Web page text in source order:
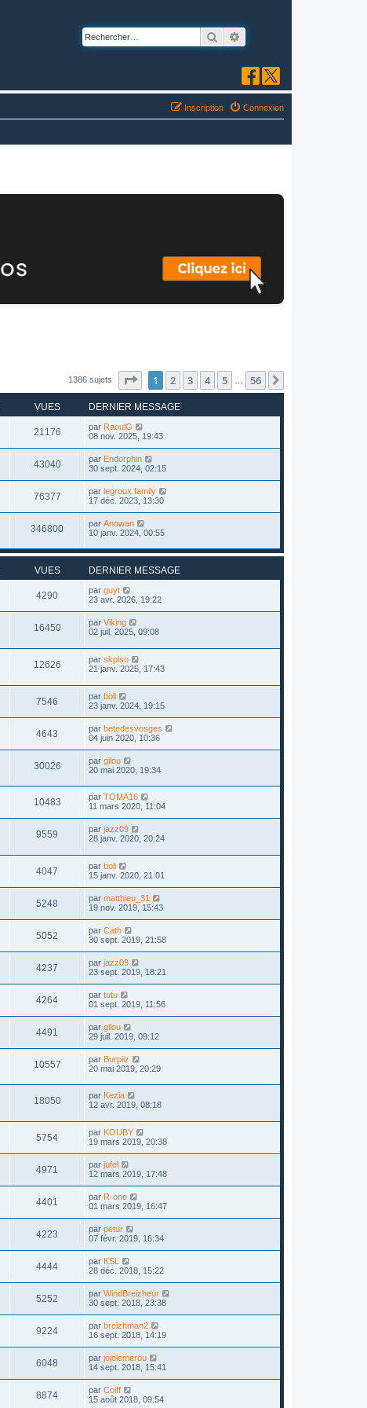
Rechercher
Connexion
Inscription
1386 sujets Page sur56
1 2 3 4 5 56
VUES DERNIER MESSAGE
21176 par RaoulG
08 nov. 2025, 19:43
43040 par Endorphin
30 sept. 2024, 02:15
76377 par legroux.family
17 déc. 2023, 13:30
346800 par Anowan
10 janv. 2024, 00:55
VUES DERNIER MESSAGE
4290 par guyt
23 avr. 2026, 19:22
16450 par Viking
02 juil. 2025, 09:08
12626 par skplso
21 janv. 2025, 17:43
7546 par boli
23 janv. 2024, 19:15
4643 par betedesvosges
04 juin 2020, 10:36
30026 par gilou
20 mai 2020, 19:34
10483 par TOMA16
11 mars 2020, 11:04
9559 par jazz09
28 janv. 2020, 20:24
4047 par boli
15 janv. 2020, 21:01
5248 par matthieu_31
19 nov. 2019, 15:43
5052 par Cath
30 sept. 2019, 21:58
4237 par jazz09
23 sept. 2019, 18:21
4264 par tutu
01 sept. 2019, 11:56
4491 par gilou
29 juil. 2019, 09:12
10557 par Burpiiz
20 mai 2019, 20:29
18050 par Kezia
12 avr. 2019, 08:18
5754 par KOUBY
19 mars 2019, 20:38
4971 par jufel
12 mars 2019, 17:48
4401 par R-one
01 mars 2019, 16:47
4223 par petur
07 févr. 2019, 16:34
4444 par KSL
28 déc. 2018, 15:22
5252 par WindBreizheur
30 sept. 2018, 23:38
9224 par breizhman2
16 sept. 2018, 14:19
6048 par jojolemerou
14 sept. 2018, 15:41
8874 par Coiff
15 août 2018, 09:54